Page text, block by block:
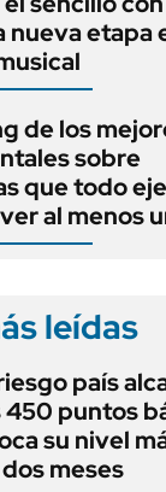
nueva etapa
de los
sobre
que todo
al menos
leídas
país
450 puntos
su nivel
meses